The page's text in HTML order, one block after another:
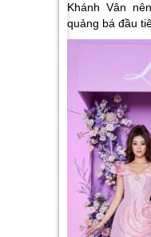
Khánh Vân
quảng bá đầu